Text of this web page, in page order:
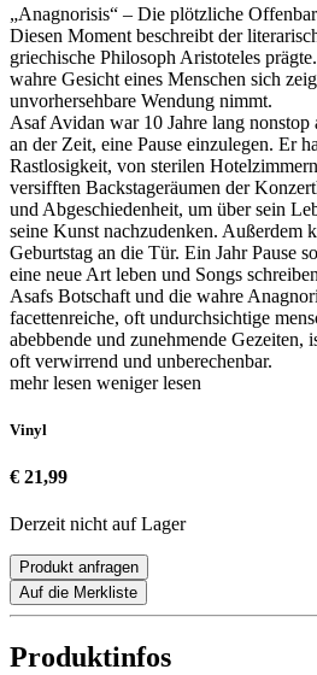
„Anagnorisis“ – Die plötzliche
Diesen Moment beschreibt der
griechische Philosoph Aristoteles
wahre Gesicht eines Menschen sich
unvorhersehbare Wendung nimmt.
Asaf Avidan war 10 Jahre lang
an der Zeit, eine Pause einzulegen. Er
Rastlosigkeit, von sterilen
versifften Backstageräumen der
und Abgeschiedenheit, um über sein
seine Kunst nachzudenken. Außerdem
Geburtstag an die Tür. Ein Jahr Pause
eine neue Art leben und Songs
Asafs Botschaft und die wahre
facettenreiche, oft undurchsichtige
abebbende und zunehmende Gezeiten,
oft verwirrend und unberechenbar.
mehr lesen weniger lesen
Vinyl
€ 21,99
Derzeit nicht auf Lager
Produkt anfragen
Auf die Merkliste
Produktinfos